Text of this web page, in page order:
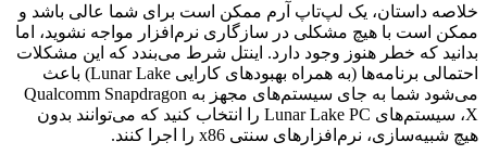
خلاصه داستان، یک لپ‌تاپ آرم ممکن است برای شما عالی باشد و
ممکن است با هیچ مشکلی در سازگاری نرم‌افزار مواجه نشوید، اما
بدانید که خطر هنوز وجود دارد. اینتل شرط می‌بندد که این مشکلات
احتمالی برنامه‌ها (به همراه بهبودهای کارایی Lunar Lake) باعث
می‌شود شما به جای سیستم‌های مجهز به Qualcomm Snapdragon
X، سیستم‌های Lunar Lake PC را انتخاب کنید که می‌توانند بدون
هیچ شبیه‌سازی، نرم‌افزارهای سنتی x86 را اجرا کنند.